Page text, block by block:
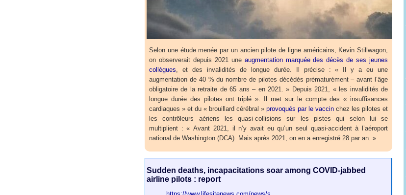
Selon une étude menée par un ancien pilote de ligne américains, Kevin Stillwagon,
on observerait depuis 2021 une augmentation marquée des décès de ses jeunes
collègues, et des invalidités de longue durée. Il précise : « Il y a eu une
augmentation de 40 % du nombre de pilotes décédés prématurément – avant l’âge
obligatoire de la retraite de 65 ans – en 2021. » Depuis 2021, « les invalidités de
longue durée des pilotes ont triplé ». Il met sur le compte des « insuffisances
cardiaques » et du « brouillard cérébral »provoqués par le vaccin chez les pilotes et
les contrôleurs aériens les quasi-collisions sur les pistes qui selon lui se
multiplient : « Avant 2021, il n’y avait eu qu’un seul quasi-accident à l’aéroport
national de Washington (DCA). Mais après 2021, on en a enregistré 28 par an. »
Sudden deaths, incapacitations soar among COVID-jabbed
airline pilots : report